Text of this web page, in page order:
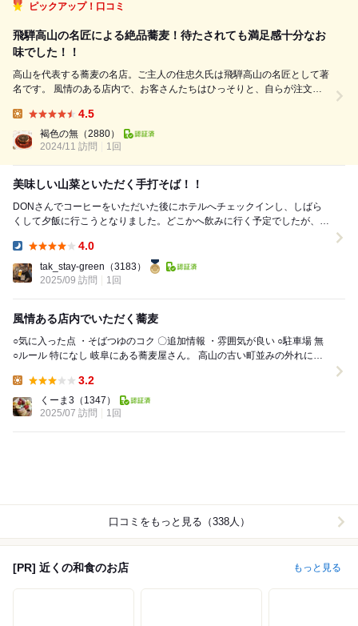
ピックアップ！口コミ
飛騨高山の名匠による絶品蕎麦！待たされても満足感十分なお
味でした！！
高山を代表する蕎麦の名店。ご主人の住忠久氏は飛騨高山の名匠として著
名です。 風情のある店内で、お客さんたちはひっそりと、自らが注文し
難しいお店かと思われるかもしれませんが、スタッフの方々の接遇は素晴
らしいです。 14時30...
4.5
褐色の無 （2880）
2024/11 訪問
1回
美味しい山菜といただく手打そば！！
DONさんでコーヒーをいただいた後にホテルへチェックインし、しばら
くして夕飯に行こうとなりました。どこかへ飲みに行く予定でしたが、見
4.0
tak_stay-green （3183）
2025/09 訪問
1回
風情ある店内でいただく蕎麦
○気に入った点 ・そばつゆのコク 〇追加情報 ・雰囲気が良い ○駐車場 無
○ルール 特になし 岐阜にある蕎麦屋さん。 高山の古い町並みの外れに立
3.2
くーま3 （1347）
2025/07 訪問
1回
口コミをもっと見る（338人）
[PR] 近くの和食のお店 もっと見る